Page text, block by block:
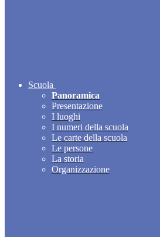
Scuola
Panoramica
Presentazione
I luoghi
I numeri della scuola
Le carte della scuola
Le persone
La storia
Organizzazione